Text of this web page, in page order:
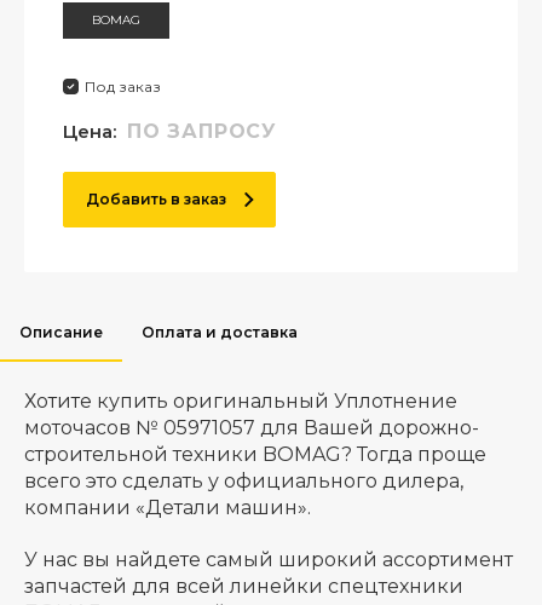
BOMAG
Под заказ
Цена: ПО ЗАПРОСУ
Добавить в заказ
Описание Оплата и доставка
Хотите купить оригинальный Уплотнение
моточасов № 05971057 для Вашей дорожно-
строительной техники BOMAG? Тогда проще
всего это сделать у официального дилера,
компании «Детали машин».
У нас вы найдете самый широкий ассортимент
запчастей для всей линейки спецтехники